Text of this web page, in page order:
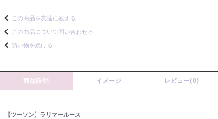
この商品を友達に教える
この商品について問い合わせる
買い物を続ける
商品説明 イメージ レビュー(0)
【ツーソン】ラリマールース